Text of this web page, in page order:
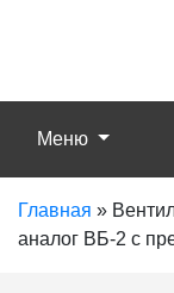
Меню
Главная »
аналог ВБ-2 с